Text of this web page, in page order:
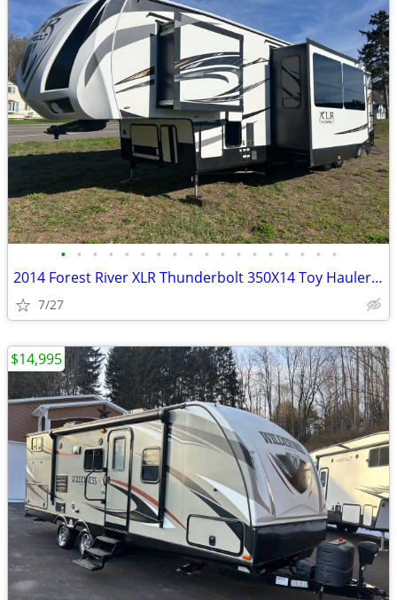
• • • • • • • • • • • • • • • • • •
2014 Forest River XLR Thunderbolt 350X14 Toy Hauler *41ft*
7/27
$14,995